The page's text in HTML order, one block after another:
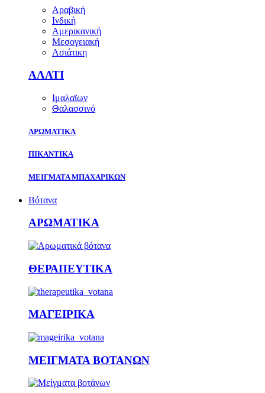
Αραβική
Ινδική
Αμερικανική
Μεσογειακή
Ασιάτικη
ΑΛΑΤΙ
Ιμαλαϊων
Θαλασσινό
ΑΡΩΜΑΤΙΚΑ
ΠΙΚΑΝΤΙΚΑ
ΜΕΙΓΜΑΤΑ ΜΠΑΧΑΡΙΚΩΝ
Βότανα
ΑΡΩΜΑΤΙΚΑ
ΘΕΡΑΠΕΥΤΙΚΑ
ΜΑΓΕΙΡΙΚΑ
ΜΕΙΓΜΑΤΑ ΒΟΤΑΝΩΝ